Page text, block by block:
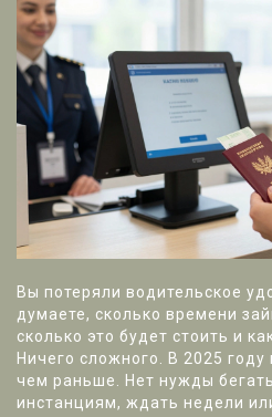
Вы потеряли водительское
думаете, сколько времени
сколько это будет стоить и
Ничего сложного. В 2025
чем раньше. Нет нужды
инстанциям, ждать недели